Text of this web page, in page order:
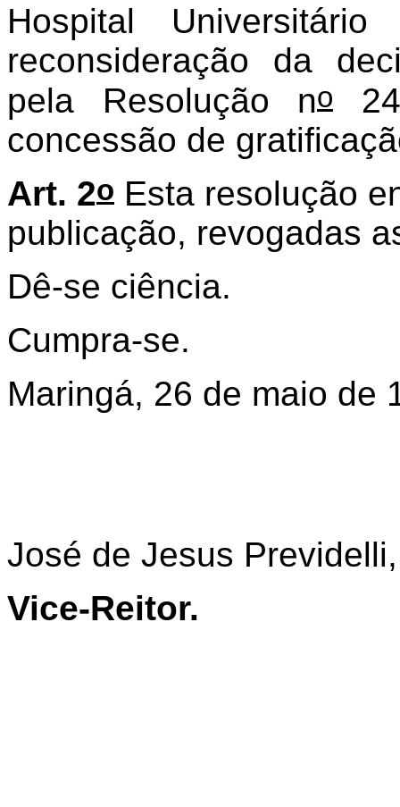
Hospital
reconsideração da
pela Resolução no
concessão de
Art. 2o Esta resolução
publicação, revogadas
Dê-se ciência.
Cumpra-se.
Maringá, 26 de maio de
José de Jesus Previdelli,
Vice-Reitor.